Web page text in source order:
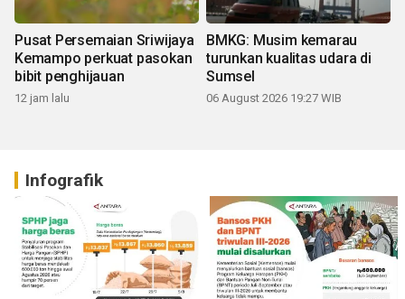
Pusat Persemaian Sriwijaya
Kemampo perkuat pasokan
bibit penghijauan
12 jam lalu
BMKG: Musim kemarau
turunkan kualitas udara di
Sumsel
06 August 2026 19:27 WIB
Infografik